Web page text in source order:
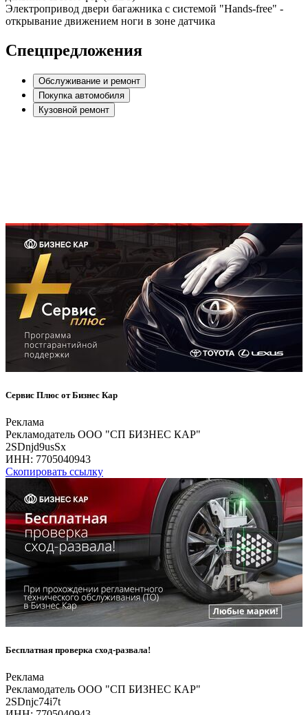
Электропривод двери багажника с системой "Hands-free" -
открывание движением ноги в зоне датчика
Спецпредложения
Обслуживание и ремонт
Покупка автомобиля
Кузовной ремонт
Сервис Плюс от Бизнес Кар
Реклама
Рекламодатель ООО "СП БИЗНЕС КАР"
2SDnjd9usSx
ИНН: 7705040943
Скопировать ссылку
Бесплатная проверка сход-развала!
Реклама
Рекламодатель ООО "СП БИЗНЕС КАР"
2SDnjc74i7t